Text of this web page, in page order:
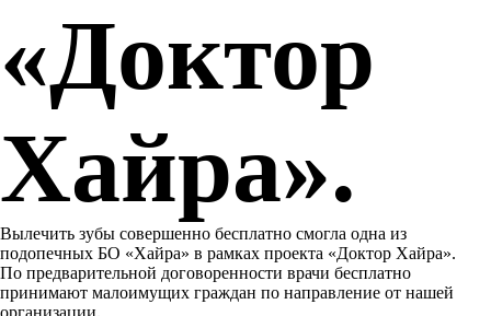
«Доктор
Хайра».
Вылечить зубы совершенно бесплатно смогла одна из
подопечных БО «Хайра» в рамках проекта «Доктор Хайра».
По предварительной договоренности врачи бесплатно
принимают малоимущих граждан по направление от нашей
организации.